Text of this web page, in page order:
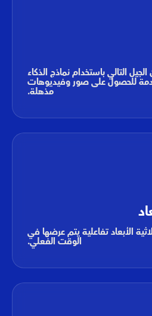
التالي باستخدام نماذج الذكاء
للحصول على صور وفيديوهات
مذهلة.
الأبعاد تفاعلية يتم عرضها في
الوقت الفعلي.